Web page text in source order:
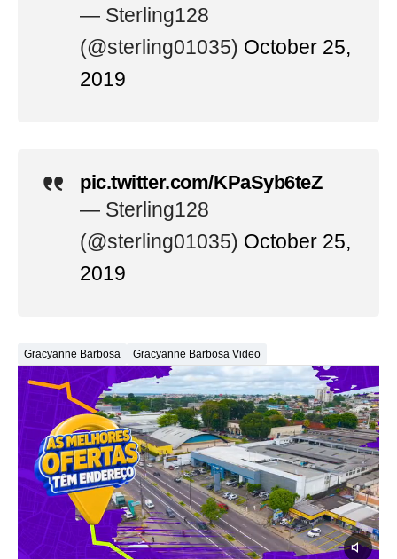
— Sterling128
(@sterling01035) October 25,
2019
pic.twitter.com/KPaSyb6teZ
— Sterling128
(@sterling01035) October 25,
2019
Gracyanne Barbosa Gracyanne Barbosa Video